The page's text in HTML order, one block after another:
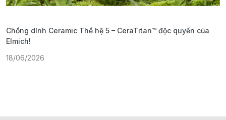
Chống dính Ceramic Thế hệ 5 – CeraTitan™ độc quyền của
Elmich!
18/06/2026